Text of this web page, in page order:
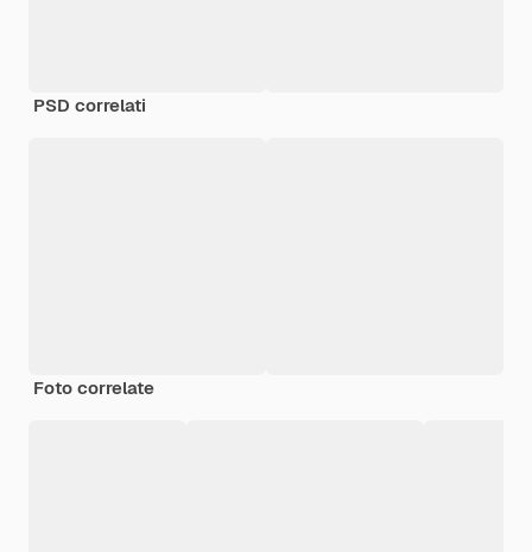
PSD correlati
Foto correlate